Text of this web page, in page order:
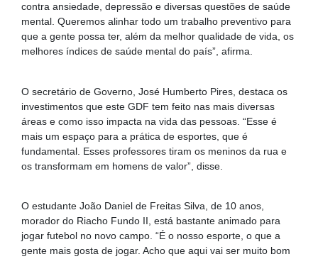
contra ansiedade, depressão e diversas questões de saúde
mental. Queremos alinhar todo um trabalho preventivo para
que a gente possa ter, além da melhor qualidade de vida, os
melhores índices de saúde mental do país”, afirma.
O secretário de Governo, José Humberto Pires, destaca os
investimentos que este GDF tem feito nas mais diversas
áreas e como isso impacta na vida das pessoas. “Esse é
mais um espaço para a prática de esportes, que é
fundamental. Esses professores tiram os meninos da rua e
os transformam em homens de valor”, disse.
O estudante João Daniel de Freitas Silva, de 10 anos,
morador do Riacho Fundo II, está bastante animado para
jogar futebol no novo campo. “É o nosso esporte, o que a
gente mais gosta de jogar. Acho que aqui vai ser muito bom